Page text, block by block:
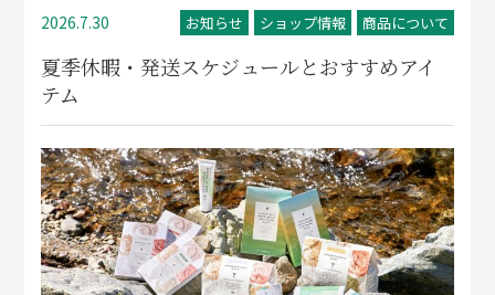
2026.7.30 お知らせ ショップ情報 商品について
夏季休暇・発送スケジュールとおすすめアイ
テム